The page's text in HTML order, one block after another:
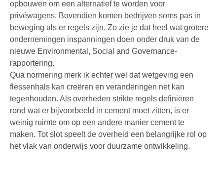
opbouwen om een alternatief te worden voor
privéwagens. Bovendien komen bedrijven soms pas in
beweging als er regels zijn. Zo zie je dat heel wat grotere
ondernemingen inspanningen doen onder druk van de
nieuwe Environmental, Social and Governance-
rapportering.
Qua normering merk ik echter wel dat wetgeving een
flessenhals kan creëren en veranderingen net kan
tegenhouden. Als overheden strikte regels definiëren
rond wat er bijvoorbeeld in cement moet zitten, is er
weinig ruimte om op een andere manier cement te
maken. Tot slot speelt de overheid een belangrijke rol op
het vlak van onderwijs voor duurzame ontwikkeling.